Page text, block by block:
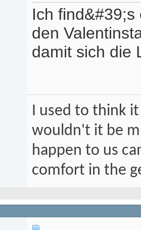
Ich
den
damit sich die
I used to think
wouldn't it be
happen to us
comfort in the